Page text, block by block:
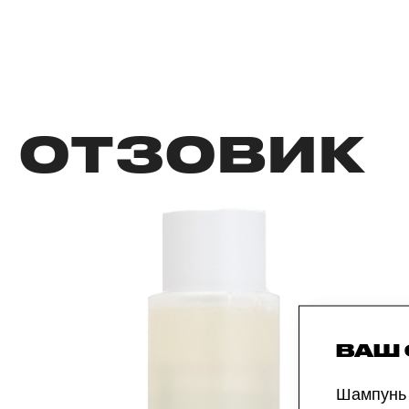
ОТЗОВИК
ВАШ
Шампунь